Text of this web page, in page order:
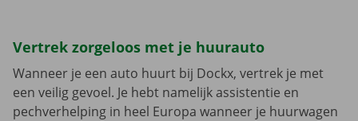
Vertrek zorgeloos met je huurauto
Wanneer je een auto huurt bij Dockx, vertrek je met
een veilig gevoel. Je hebt namelijk assistentie en
pechverhelping in heel Europa wanneer je huurwagen